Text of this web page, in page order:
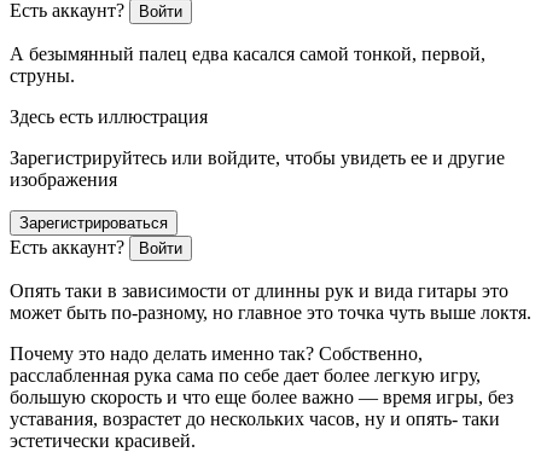
Есть аккаунт? Войти
А безымянный палец едва касался самой тонкой, первой,
струны.
Здесь есть иллюстрация
Зарегистрируйтесь или войдите, чтобы увидеть ее и другие
изображения
Зарегистрироваться
Есть аккаунт? Войти
Опять таки в зависимости от длинны рук и вида гитары это
может быть по-разному, но главное это точка чуть выше локтя.
Почему это надо делать именно так? Собственно,
расслабленная рука сама по себе дает более легкую игру,
большую скорость и что еще более важно — время игры, без
уставания, возрастет до нескольких часов, ну и опять- таки
эстетически красивей.